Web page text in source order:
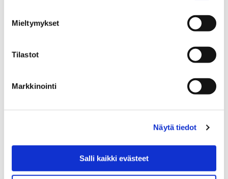
Mieltymykset
Tilastot
Markkinointi
Näytä tiedot
Salli kaikki evästeet
varautuminen
Ohjaajana Porin mallissa
Harrastamisen Porin malli tarjoaa ilmaisia ja